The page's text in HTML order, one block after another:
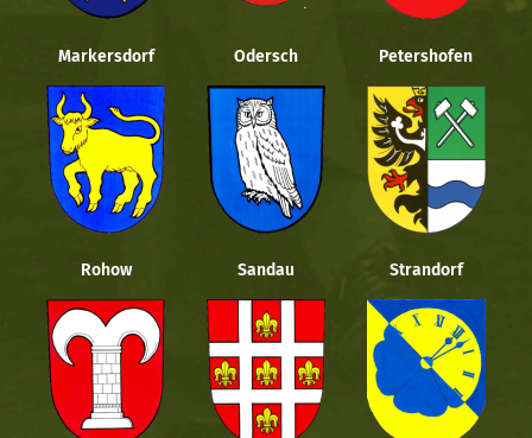
Markersdorf Odersch Petershofen
Rohow Sandau Strandorf